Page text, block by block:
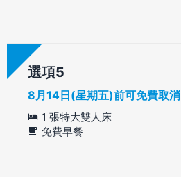
選項
8月14日(星期五)前可免費取消
1 張特大雙人床
免費早餐